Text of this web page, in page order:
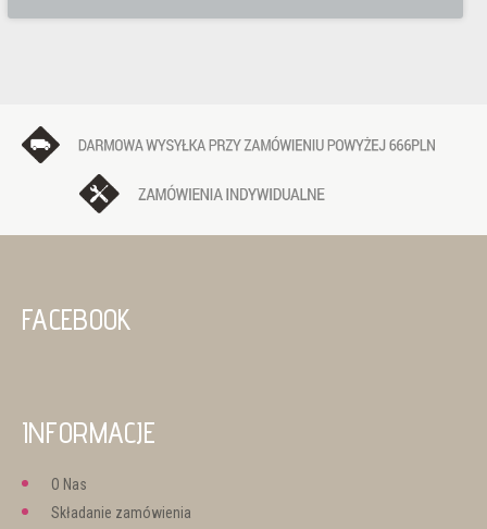
FACEBOOK
INFORMACJE
O Nas
Składanie zamówienia